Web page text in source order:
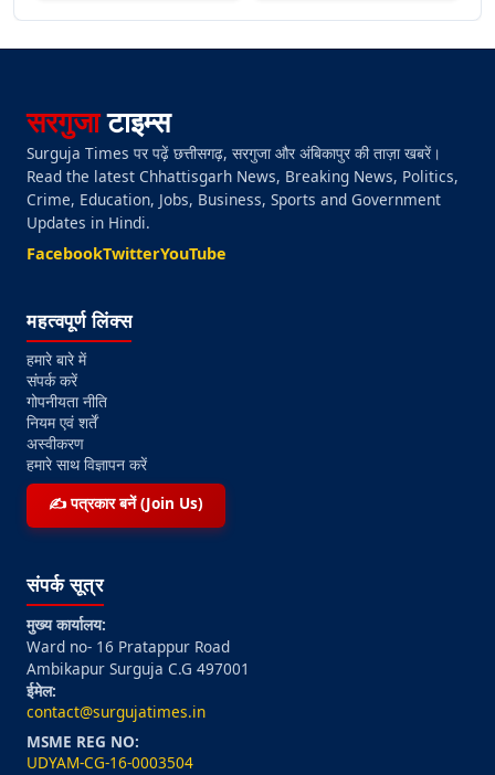
सरगुजाटाइम्स
Surguja Times पर पढ़ें छत्तीसगढ़, सरगुजा और अंबिकापुर की ताज़ा खबरें।
Read the latest Chhattisgarh News, Breaking News, Politics,
Crime, Education, Jobs, Business, Sports and Government
Updates in Hindi.
FacebookTwitterYouTube
महत्वपूर्ण लिंक्स
हमारे बारे में
संपर्क करें
गोपनीयता नीति
नियम एवं शर्तें
अस्वीकरण
हमारे साथ विज्ञापन करें
✍️ पत्रकार बनें (Join Us)
संपर्क सूत्र
मुख्य कार्यालय:
Ward no- 16 Pratappur Road
Ambikapur Surguja C.G 497001
ईमेल:
contact@surgujatimes.in
MSME REG NO:
UDYAM-CG-16-0003504